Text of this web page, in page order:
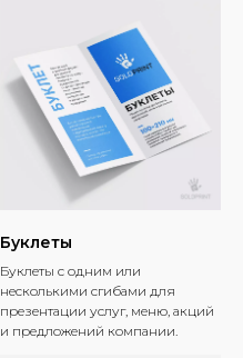
Буклеты
Буклеты с одним или
несколькими сгибами для
презентации услуг, меню, акций
и предложений компании.